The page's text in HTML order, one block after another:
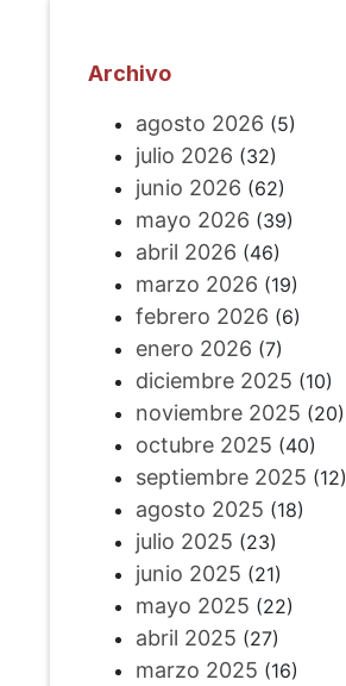
Archivo
agosto 2026 (5)
julio 2026 (32)
junio 2026 (62)
mayo 2026 (39)
abril 2026 (46)
marzo 2026 (19)
febrero 2026 (6)
enero 2026 (7)
diciembre 2025 (10)
noviembre 2025 (20)
octubre 2025 (40)
septiembre 2025 (12)
agosto 2025 (18)
julio 2025 (23)
junio 2025 (21)
mayo 2025 (22)
abril 2025 (27)
marzo 2025 (16)